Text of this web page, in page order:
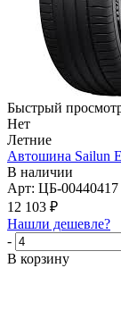
Быстрый
Нет
Летние
Автошина Sailun
В наличии
Арт: ЦБ-00440417
12 103 ₽
Нашли дешевле?
-
В корзину